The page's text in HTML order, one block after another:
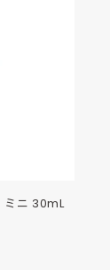
ミニ 30mL